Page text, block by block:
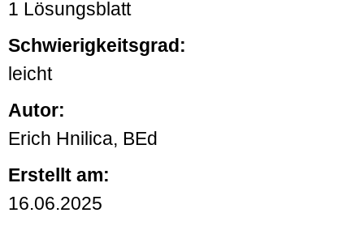
1 Lösungsblatt
Schwierigkeitsgrad:
leicht
Autor:
Erich Hnilica, BEd
Erstellt am:
16.06.2025